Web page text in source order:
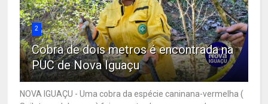
2
Cobra de dois metros é encontrada na
PUC de Nova Iguaçu
NOVA IGUAÇU - Uma cobra da espécie caninana-vermelha (